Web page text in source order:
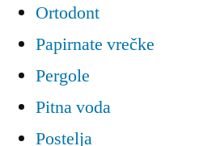
Ortodont
Papirnate vrečke
Pergole
Pitna voda
Postelja